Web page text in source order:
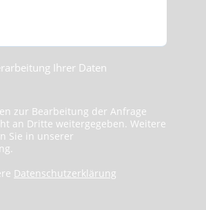
Ihrer Daten
zur Bearbeitung der Anfrage
an Dritte weitergegeben. Weitere
Sie in unserer
Datenschutzerklärung